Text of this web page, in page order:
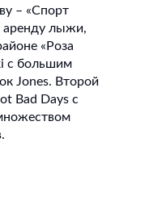
– «Спорт
аренду лыжи,
«Роза
с большим
Jones. Второй
Bad Days с